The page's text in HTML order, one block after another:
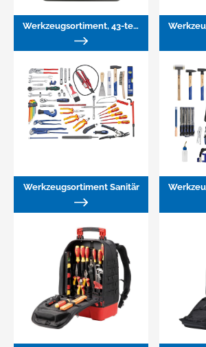
Werkzeugsortiment, 43-teilig
Werkzeugsortiment Sanitär